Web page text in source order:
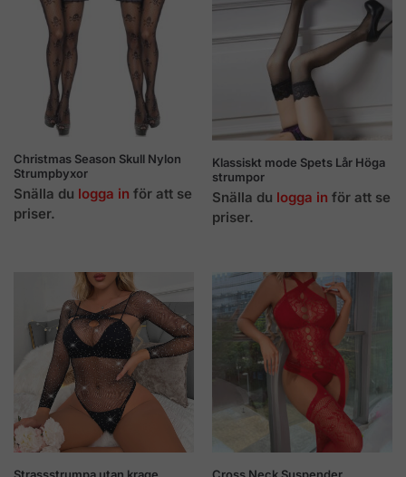
Christmas Season Skull Nylon
Strumpbyxor
Snälla du logga in för att se
priser.
Klassiskt mode Spets Lår Höga
strumpor
Snälla du logga in för att se
priser.